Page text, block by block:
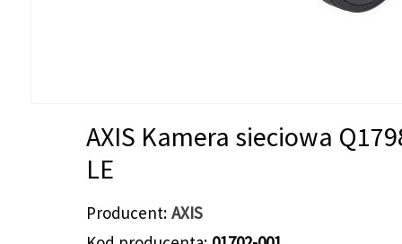
AXIS Kamera sieciowa
LE
Producent AXIS